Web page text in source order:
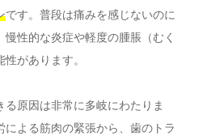
です。普段は痛みを感じないのに
性的な炎症や軽度の腫脹（むく
があります。
原因は非常に多岐にわたりま
よる筋肉の緊張から、歯のトラ